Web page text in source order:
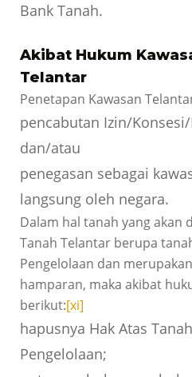
Bank Tanah.
Akibat Hukum
Telantar
Penetapan Kawasan
pencabutan Izin/
dan/atau
penegasan sebagai
langsung oleh negara.
Dalam hal tanah yang akan
Tanah Telantar berupa
Pengelolaan dan
hamparan, maka akibat
berikut:[xi]
hapusnya Hak Atas
Pengelolaan;